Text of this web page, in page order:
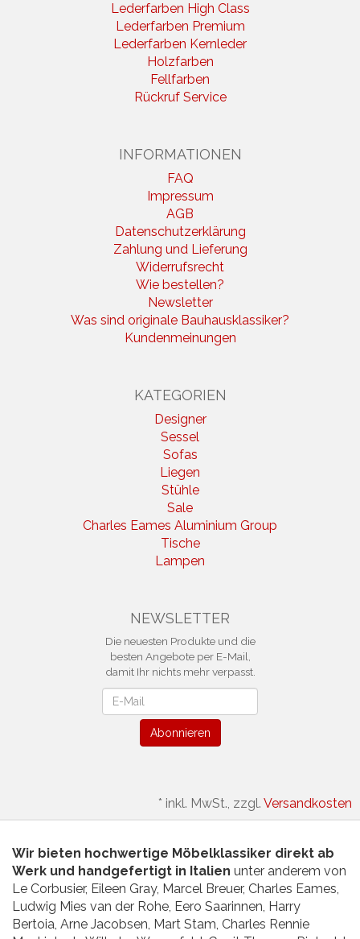
Lederfarben High Class
Lederfarben Premium
Lederfarben Kernleder
Holzfarben
Fellfarben
Rückruf Service
INFORMATIONEN
FAQ
Impressum
AGB
Datenschutzerklärung
Zahlung und Lieferung
Widerrufsrecht
Wie bestellen?
Newsletter
Was sind originale Bauhausklassiker?
Kundenmeinungen
KATEGORIEN
Designer
Sessel
Sofas
Liegen
Stühle
Sale
Charles Eames Aluminium Group
Tische
Lampen
NEWSLETTER
Die neuesten Produkte und die
besten Angebote per E-Mail,
damit Ihr nichts mehr verpasst.
Abonnieren
* inkl. MwSt., zzgl. Versandkosten
Wir bieten hochwertige Möbelklassiker direkt ab
Werk und handgefertigt in Italien unter anderem von
Le Corbusier, Eileen Gray, Marcel Breuer, Charles Eames,
Ludwig Mies van der Rohe, Eero Saarinnen, Harry
Bertoia, Arne Jacobsen, Mart Stam, Charles Rennie